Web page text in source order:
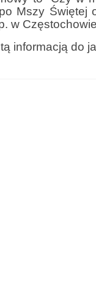
Mszy
w
informacją do